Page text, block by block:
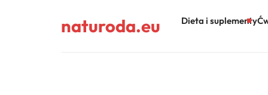
naturoda.eu Dieta i suplementy